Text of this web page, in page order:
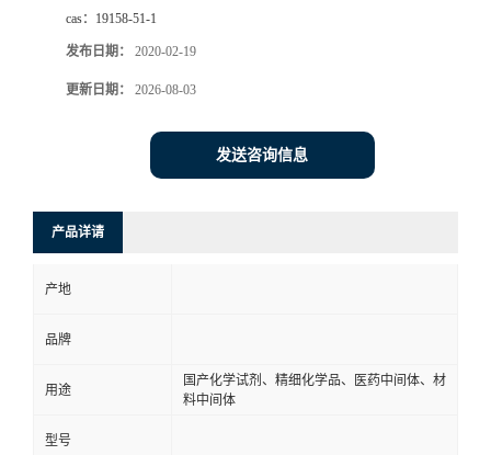
cas： 19158-51-1
发布日期： 2020-02-19
更新日期： 2026-08-03
发送咨询信息
产品详请
产地
品牌
用途
国产化学试剂、精细化学品、医药中间体、材
料中间体
型号